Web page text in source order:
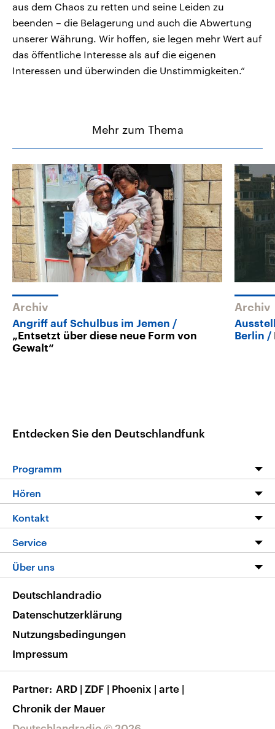
aus dem Chaos zu retten und seine Leiden zu
beenden – die Belagerung und auch die Abwertung
unserer Währung. Wir hoffen, sie legen mehr Wert auf
das öffentliche Interesse als auf die eigenen
Interessen und überwinden die Unstimmigkeiten.“
Mehr zum Thema
Archiv
Angriff auf Schulbus im Jemen
„Entsetzt über diese neue Form von
Gewalt“
Archiv
Berlin
Entdecken Sie den Deutschlandfunk
Programm
Programm
Die Nachrichten
Nachrichtenleicht
Neue Beiträge auf dlf.de
Hören
Livestream
Podcasts
Deutschlandfunk App
Nachrichten App
Frequenzen
Kontakt
Hörerservice
Service
FAQ
Veranstaltungen
Musikliste
RSS
Über uns
Barrierefreiheit
Deutschlandradio
Datenschutzerklärung
Nutzungsbedingungen
Impressum
Partner ARD | ZDF | Phoenix | arte |
Chronik der Mauer